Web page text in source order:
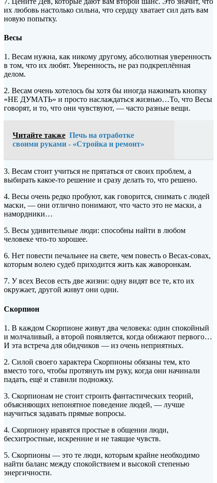
их любовь настолько сильна, что сердцу хватает сил дать вам
новую попытку.
Весы
1. Весам нужна, как никому другому, абсолютная уверенность
в том, что их любят. Уверенность, не раз подкреплённая
делом.
2. Весам очень хотелось бы хотя бы иногда нажимать кнопку
«НЕ ДУМАТЬ» и просто наслаждаться жизнью…То, что Весы
говорят, и то, что они чувствуют, — часто разные вещи.
Читайте также Печь на отработке
своими руками - «Стройка и ремонт»
3. Весам стоит учиться не прятаться от своих проблем, а
выбирать какое-то решение и сразу делать то, что решено.
4. Весы очень редко пробуют, как говорится, снимать с людей
маски, — они отлично понимают, что часто это не маски, а
намордники…
5. Весы удивительные люди: способны найти в любом
человеке что-то хорошее.
6. Нет повести печальнее на свете, чем повесть о Весах-совах,
которым волею судеб приходится жить как жаворонкам.
7. У всех Весов есть две жизни: одну видят все те, кто их
окружает, другой живут они одни.
Скорпион
1. В каждом Скорпионе живут два человека: один спокойный
и молчаливый, а второй появляется, когда обижают первого…
И эта встреча для обидчиков — из очень неприятных.
2. Силой своего характера Скорпионы обязаны тем, кто
вместо того, чтобы протянуть им руку, когда они начинали
падать, ещё и ставили подножку.
3. Скорпионам не стоит строить фантастических теорий,
объясняющих непонятное поведение людей, — лучше
научиться задавать прямые вопросы.
4. Скорпиону нравятся простые в общении люди,
бесхитростные, искренние и не таящие чувств.
5. Скорпионы — это те люди, которым крайне необходимо
найти баланс между спокойствием и высокой степенью
энергичности.